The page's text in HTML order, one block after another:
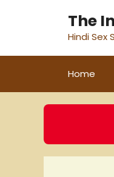
The
Hindi Sex
Home